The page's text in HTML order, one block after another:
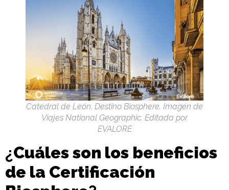
Catedral de León. Destino Biosphere. Imagen de
Viajes National Geographic. Editada por
EVALORE
¿Cuáles son los beneficios
de la Certificación